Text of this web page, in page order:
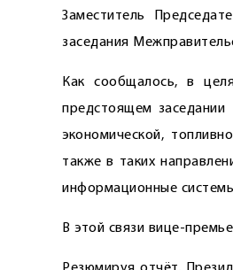
Заместитель
заседания
Как сообщалось, в
предстоящем
экономической,
также в таких
информационные
В этой связи вице-